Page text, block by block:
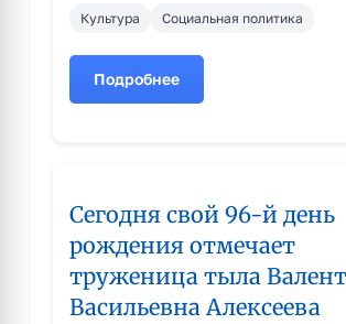
Культура Социальная политика
Подробнее
о
разработку
проекта
памятника
участникам
СВО
Сегодня свой 96-й день
рождения отмечает
труженица тыла
Васильевна Алексеева